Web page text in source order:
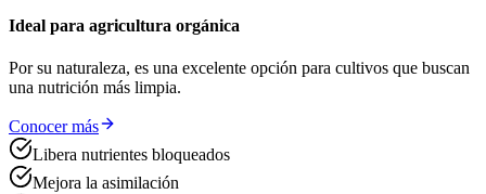
Ideal para agricultura orgánica
Por su naturaleza, es una excelente opción para cultivos que buscan
una nutrición más limpia.
Conocer más
Libera nutrientes bloqueados
Mejora la asimilación